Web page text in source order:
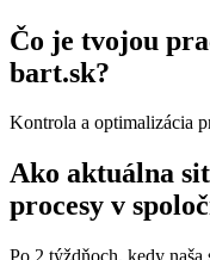
Čo je tvojou
bart.sk?
Kontrola a optimalizácia
Ako aktuálna
procesy v